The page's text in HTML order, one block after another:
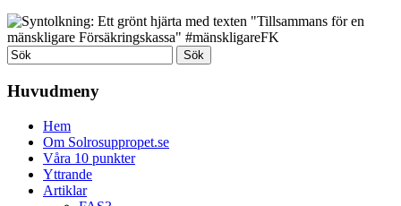
Huvudmeny
Hem
Om Solrosuppropet.se
Våra 10 punkter
Yttrande
Artiklar